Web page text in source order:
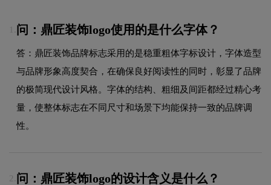
问：鼎匠装饰logo使用的是什么字体？
答：鼎匠装饰品牌标志采用的是稳重粗体字标设计，字体造型
与品牌形象高度契合，在确保良好阅读性的同时，彰显了品牌
的极简现代设计风格。字体的结构、粗细及间距都经过精心考
量，使整体标志在不同尺寸和场景下均能保持一致的品牌调
性。
2. 问：鼎匠装饰logo的设计含义是什么？